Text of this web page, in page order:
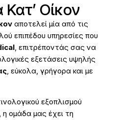
Κατ’ Οίκον
αποτελεί μία από τις
επιπέδου υπηρεσίες που
, επιτρέποντάς σας να
εξετάσεις υψηλής
, εύκολα, γρήγορα και με
εξοπλισμού
ομάδα μας έχει τη